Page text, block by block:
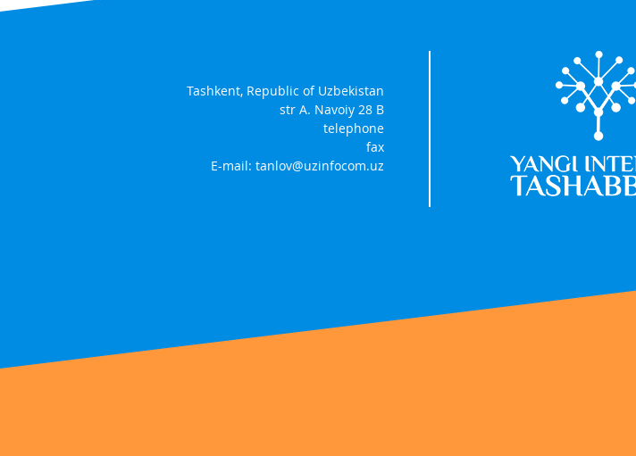
Tashkent, Republic of Uzbekistan
str A. Navoiy 28 B
telephone
fax
E-mail:tanlov@uzinfocom.uz